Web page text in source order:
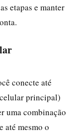
etapas e manter
conecte até
principal)
uma combinação
até mesmo o